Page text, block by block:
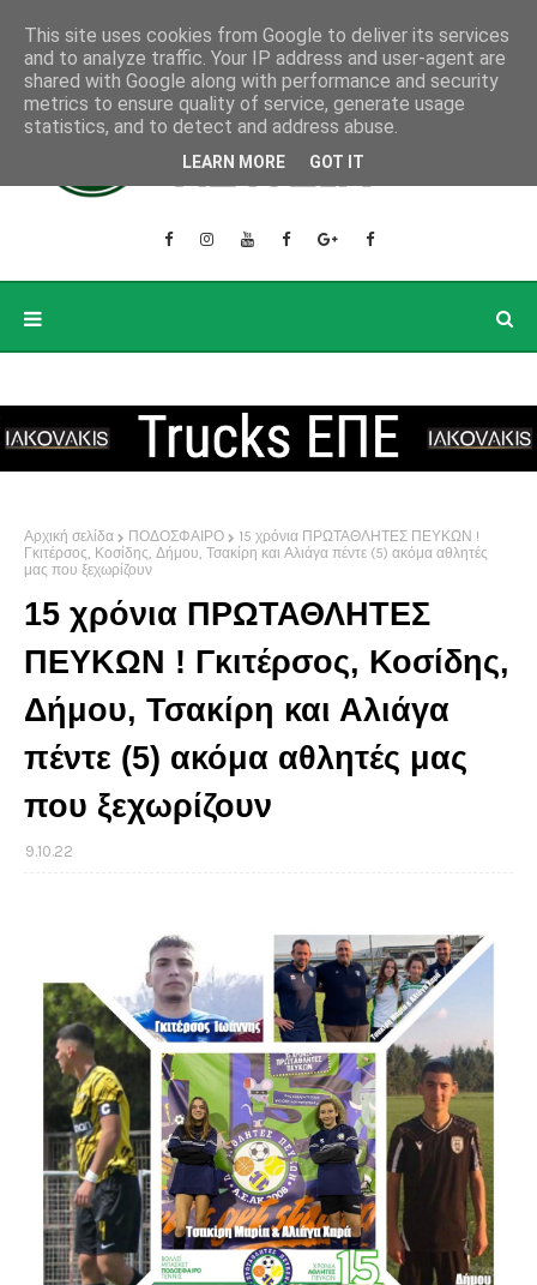
Αρχική σελίδα ΠΟΔΟΣΦΑΙΡΟ
15 χρόνια ΠΡΩΤΑΘΛΗΤΕΣ ΠΕΥΚΩΝ !
Γκιτέρσος, Κοσίδης, Δήμου, Τσακίρη και Αλιάγα πέντε (5) ακόμα αθλητές
μας που ξεχωρίζουν
15 χρόνια ΠΡΩΤΑΘΛΗΤΕΣ
ΠΕΥΚΩΝ ! Γκιτέρσος, Κοσίδης,
Δήμου, Τσακίρη και Αλιάγα
πέντε (5) ακόμα αθλητές μας
που ξεχωρίζουν
9.10.22
This site uses cookies from Google to deliver its services
and to analyze traffic. Your IP address and user-agent are
shared with Google along with performance and security
metrics to ensure quality of service, generate usage
statistics, and to detect and address abuse.
LEARN MORE GOT IT